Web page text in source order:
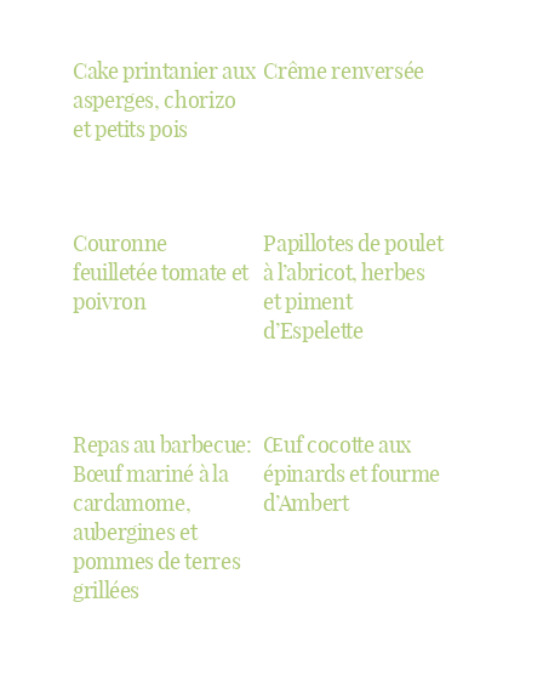
Cake printanier aux
asperges, chorizo
et petits pois
Crême renversée
Couronne
feuilletée tomate et
poivron
Papillotes de poulet
à l’abricot, herbes
et piment
d’Espelette
Repas au barbecue:
Bœuf mariné à la
cardamome,
aubergines et
pommes de terres
grillées
Œuf cocotte aux
épinards et fourme
d’Ambert